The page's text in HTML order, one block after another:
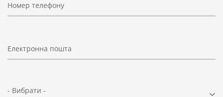
Номер телефону
Електронна пошта
- Вибрати -